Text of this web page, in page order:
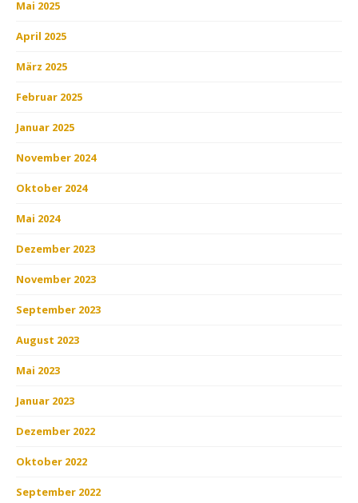
Mai 2025
April 2025
März 2025
Februar 2025
Januar 2025
November 2024
Oktober 2024
Mai 2024
Dezember 2023
November 2023
September 2023
August 2023
Mai 2023
Januar 2023
Dezember 2022
Oktober 2022
September 2022